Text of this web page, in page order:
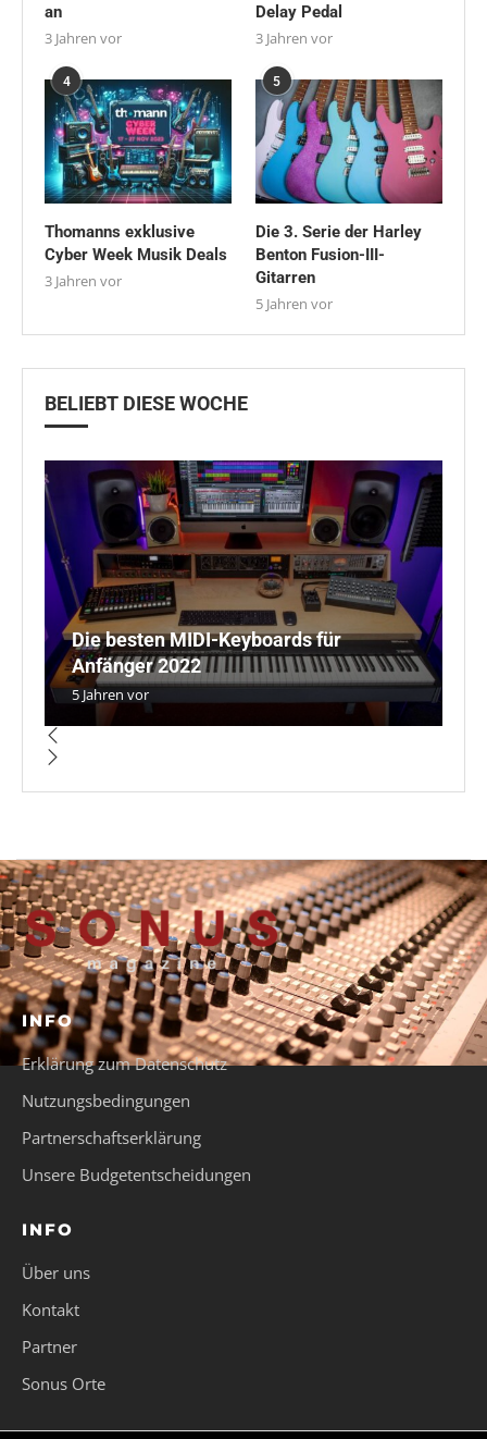
an
3 Jahren vor
Delay Pedal
3 Jahren vor
4
Thomanns exklusive
Cyber Week Musik Deals
3 Jahren vor
5
Die 3. Serie der Harley
Benton Fusion-III-
Gitarren
5 Jahren vor
BELIEBT DIESE WOCHE
Die besten MIDI-Keyboards für
Anfänger 2022
5 Jahren vor
INFO
Erklärung zum Datenschutz
Nutzungsbedingungen
Partnerschaftserklärung
Unsere Budgetentscheidungen
INFO
Über uns
Kontakt
Partner
Sonus Orte